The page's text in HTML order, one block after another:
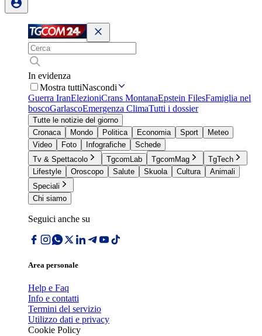
In evidenza
Mostra tuttiNascondi
Guerra IranElezioniCrans MontanaEpstein FilesFamiglia nel
boscoGarlascoEmergenza ClimaTutti i dossier
Tutte le notizie del giorno
Cronaca
Mondo Politica Economia Sport
Meteo
Video
Foto Infografiche
Schede
Tv & Spettacolo
TgcomLab TgcomMag
TgTech
Lifestyle
Oroscopo Salute Skuola Cultura
Animali
Speciali
Chi siamo
Seguici anche su
Area personale
Help e Faq
Info e contatti
Termini del servizio
Utilizzo dati e privacy
Cookie Policy